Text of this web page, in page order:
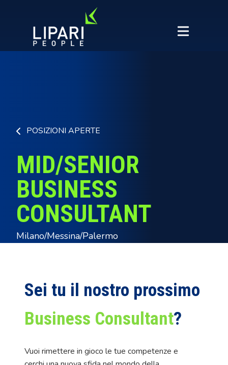
POSIZIONI APERTE
MID/SENIOR
BUSINESS
CONSULTANT
Milano/Messina/Palermo
Sei tu il nostro prossimo
Business Consultant?
Vuoi rimettere in gioco le tue competenze e